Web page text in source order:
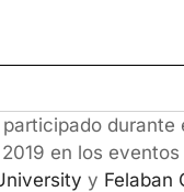
durante
en los eventos
y Felaban